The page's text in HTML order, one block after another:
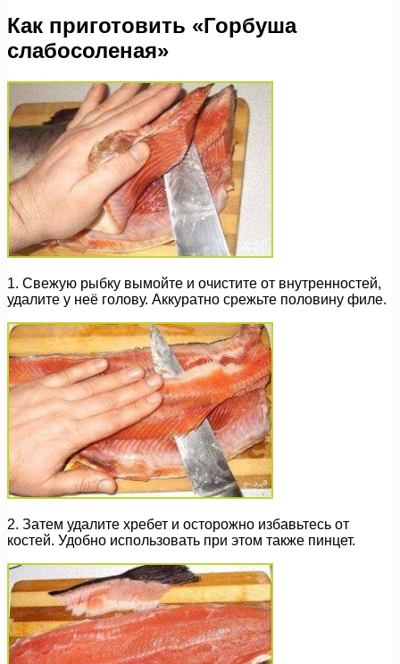
Как приготовить «Горбуша
слабосоленая»
1. Свежую рыбку вымойте и очистите от внутренностей,
удалите у неё голову. Аккуратно срежьте половину филе.
2. Затем удалите хребет и осторожно избавьтесь от
костей. Удобно использовать при этом также пинцет.